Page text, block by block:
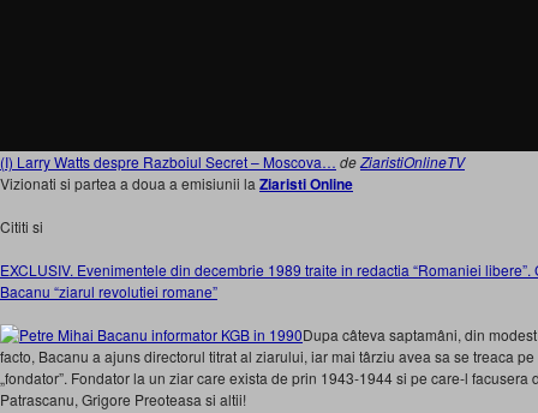
(I) Larry Watts despre Razboiul Secret – Moscova… deZiaristiOnlineTV
Vizionati si partea a doua a emisiunii la Ziaristi Online
Cititi si
EXCLUSIV. Evenimentele din decembrie 1989 traite in redactia “Romaniei
Bacanu “ziarul revolutiei romane”
Dupa câteva saptamâni, din
facto, Bacanu a ajuns directorul titrat al ziarului, iar mai târziu avea sa se treaca
„fondator”. Fondator la un ziar care exista de prin 1943-1944 si pe care-l facusera
Patrascanu, Grigore Preoteasa si altii!